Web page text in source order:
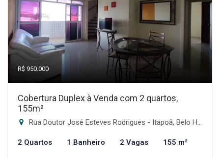
R$ 950.000
Cobertura Duplex à Venda com 2 quartos,
155m²
Rua Doutor José Esteves Rodrigues - Itapoã, Belo Horizonte-MG
2 Quartos 1 Banheiro 2 Vagas 155 m²